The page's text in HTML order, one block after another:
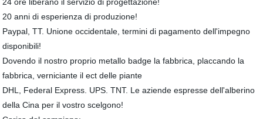
20 anni di esperienza di produzione!
Paypal, TT. Unione occidentale, termini di pagamento dell'impegno
disponibili!
Dovendo il nostro proprio metallo badge la fabbrica, placcando la
fabbrica, verniciante il ect delle piante
DHL, Federal Express. UPS. TNT. Le aziende espresse dell'alberino
della Cina per il vostro scelgono!